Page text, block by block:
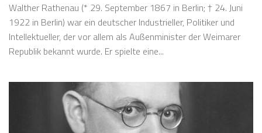
Walther Rathenau (* 29. September 1867 in Berlin; † 24. Juni
1922 in Berlin) war ein deutscher Industrieller, Politiker und
Intellektueller, der vor allem als Außenminister der Weimarer
Republik bekannt wurde. Er spielte eine...